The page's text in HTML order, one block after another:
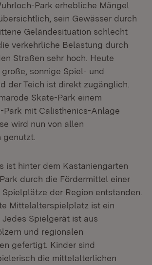
Park erhebliche Mängel
sein Gewässer durch
Geländesituation schlecht
verkehrliche Belastung durch
Straßen sehr hoch. Heute
sonnige Spiel- und
der Teich ist direkt zugänglich.
Skate-Park einem
Park mit Calisthenics-Anlage
wird nun von allen
ist hinter dem Kastaniengarten
durch die Fördermittel einer
der Region entstanden.
Mittelalterspielplatz ist ein
Spielgerät ist aus
und regionalen
gefertigt. Kinder sind
die mittelalterlichen